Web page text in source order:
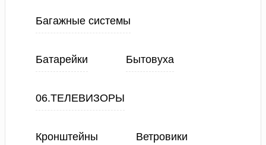
Багажные системы
Батарейки Бытовуха
06.ТЕЛЕВИЗОРЫ
Кронштейны Ветровики